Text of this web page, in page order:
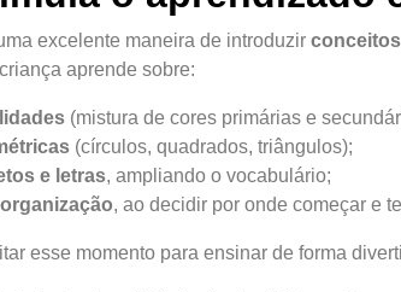
excelente maneira de introduzir
aprende sobre:
(mistura de cores primárias e
(círculos, quadrados, triângulos);
e letras, ampliando o vocabulário;
, ao decidir por onde começar e
esse momento para ensinar de forma